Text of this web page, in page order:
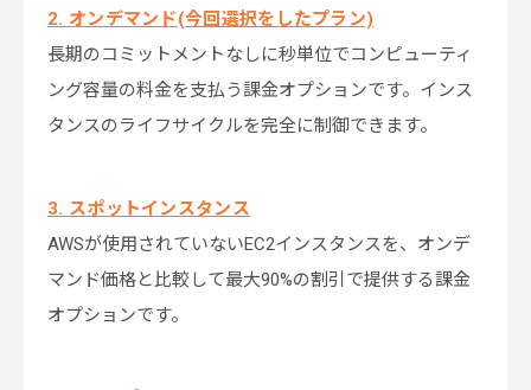
2. オンデマンド(今回選択をしたプラン)
長期のコミットメントなしに秒単位でコンピューティ
ング容量の料金を支払う課金オプションです。インス
タンスのライフサイクルを完全に制御できます。
3. スポットインスタンス
AWSが使用されていないEC2インスタンスを、オンデ
マンド価格と比較して最大90%の割引で提供する課金
オプションです。